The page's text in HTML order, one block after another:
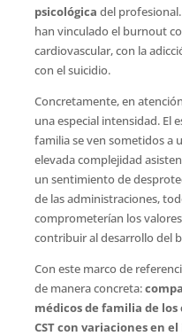
psicológica del
han vinculado el burnout
cardiovascular, con la
con el suicidio.
Concretamente, en
una especial intensidad. El
familia se ven sometidos a
elevada complejidad
un sentimiento de
de las administraciones,
comprometerían los
contribuir al desarrollo del
Con este marco de
de manera concreta:
médicos de familia de
CST con variaciones en el